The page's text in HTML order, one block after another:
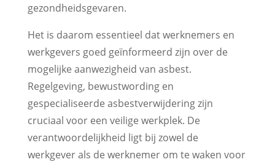
gezondheidsgevaren.
Het is daarom essentieel dat werknemers en
werkgevers goed geïnformeerd zijn over de
mogelijke aanwezigheid van asbest.
Regelgeving, bewustwording en
gespecialiseerde asbestverwijdering zijn
cruciaal voor een veilige werkplek. De
verantwoordelijkheid ligt bij zowel de
werkgever als de werknemer om te waken voor